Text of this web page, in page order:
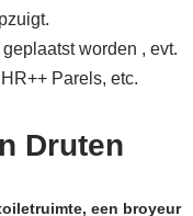
worden , evt.
Parels, etc.
Druten
een broyeur